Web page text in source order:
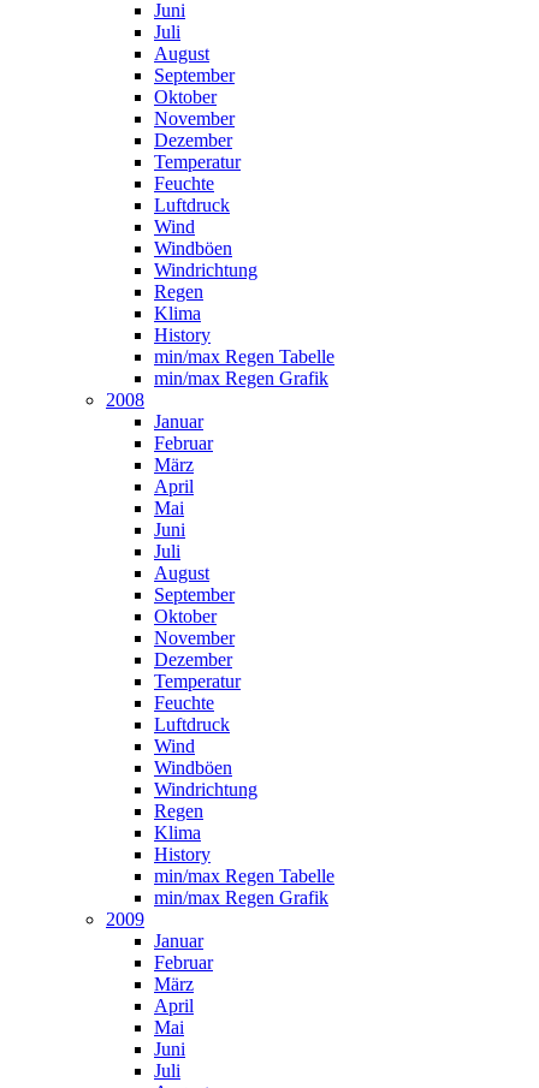
Juni
Juli
August
September
Oktober
November
Dezember
Temperatur
Feuchte
Luftdruck
Wind
Windböen
Windrichtung
Regen
Klima
History
min/max Regen Tabelle
min/max Regen Grafik
2008
Januar
Februar
März
April
Mai
Juni
Juli
August
September
Oktober
November
Dezember
Temperatur
Feuchte
Luftdruck
Wind
Windböen
Windrichtung
Regen
Klima
History
min/max Regen Tabelle
min/max Regen Grafik
2009
Januar
Februar
März
April
Mai
Juni
Juli